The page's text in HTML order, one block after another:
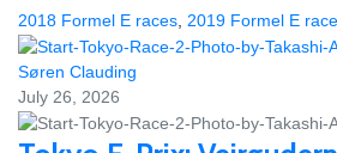
2018 Formel E races 2019 Formel E
Søren Clauding
July 26, 2026